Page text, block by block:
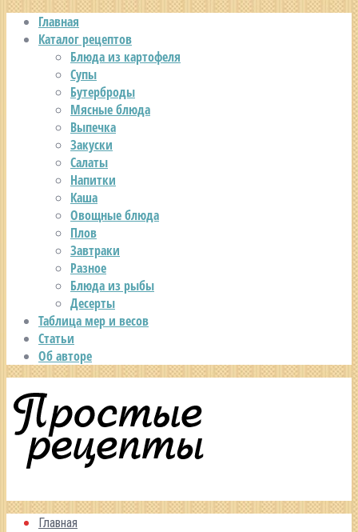
Главная
Каталог рецептов
Блюда из картофеля
Супы
Бутерброды
Мясные блюда
Выпечка
Закуски
Салаты
Напитки
Каша
Овощные блюда
Плов
Завтраки
Разное
Блюда из рыбы
Десерты
Таблица мер и весов
Статьи
Об авторе
Главная